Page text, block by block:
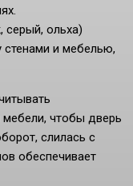
серый, ольха)
и мебелью,
чтобы дверь
слилась с
обеспечивает